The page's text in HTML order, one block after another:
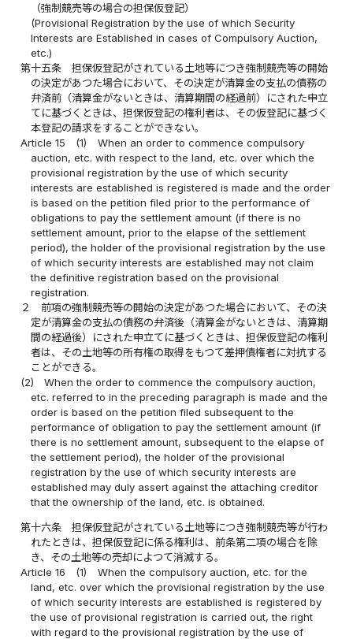
（強制競売等の場合の担保仮登記）
(Provisional Registration by the use of which Security
Interests are Established in cases of Compulsory Auction,
etc.)
第十五条
担保仮登記がされている土地等につき強制競売等の開始
の決定があつた場合において、その決定が清算金の支払の債務の
弁済前（清算金がないときは、清算期間の経過前）にされた申立
てに基づくときは、担保仮登記の権利者は、その仮登記に基づく
本登記の請求をすることができない。
Article 15
(1)
When an order to commence compulsory
auction, etc. with respect to the land, etc. over which the
provisional registration by the use of which security
interests are established is registered is made and the order
is based on the petition filed prior to the performance of
obligations to pay the settlement amount (if there is no
settlement amount, prior to the elapse of the settlement
period), the holder of the provisional registration by the use
of which security interests are established may not claim
the definitive registration based on the provisional
registration.
２
前項の強制競売等の開始の決定があつた場合において、その決
定が清算金の支払の債務の弁済後（清算金がないときは、清算期
間の経過後）にされた申立てに基づくときは、担保仮登記の権利
者は、その土地等の所有権の取得をもつて差押債権者に対抗する
ことができる。
(2)
When the order to commence the compulsory auction,
etc. referred to in the preceding paragraph is made and the
order is based on the petition filed subsequent to the
performance of obligation to pay the settlement amount (if
there is no settlement amount, subsequent to the elapse of
the settlement period), the holder of the provisional
registration by the use of which security interests are
established may duly assert against the attaching creditor
that the ownership of the land, etc. is obtained.
第十六条
担保仮登記がされている土地等につき強制競売等が行わ
れたときは、担保仮登記に係る権利は、前条第二項の場合を除
き、その土地等の売却によつて消滅する。
Article 16
(1)
When the compulsory auction, etc. for the
land, etc. over which the provisional registration by the use
of which security interests are established is registered by
the use of provisional registration is carried out, the right
with regard to the provisional registration by the use of